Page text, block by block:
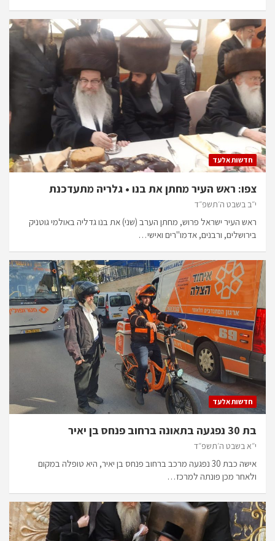
חדשות אלעד
צפו: ראש העיר מחתן את בנו • גלריה מתעדכנת
י״ב בשבט ה׳תשפ״ד
ראש העיר ישראל פרוש, מחתן הערב (שני) את בנו גדליה באולמי גוטניק
בירושלים, ורבנים, אדמו"רים ואישי…
חדשות אלעד
בת 30 נפגעה בתאונה ברחוב פנחס בן יאיר
י״א בשבט ה׳תשפ״ד
אישה כבת 30 נפגעה מרכב ברחוב פנחס בן יאיר, היא טופלה במקום
ולאחר מכן פונתה למרכז…